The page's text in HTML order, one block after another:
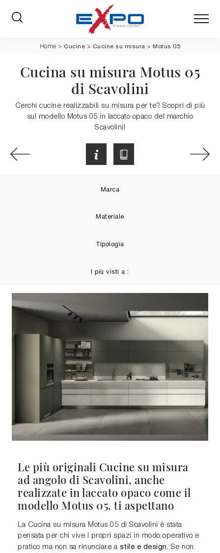
Home > Cucine > Cucine su misura >Motus 05
Cucina su misura Motus 05
di Scavolini
Cerchi cucine realizzabili su misura per te? Scopri di più
sul modello Motus 05 in laccato opaco del marchio
Scavolini!
Marca
Materiale
Tipologia
I più visti a :
Le più originali Cucine su misura
ad angolo di Scavolini, anche
realizzate in laccato opaco come il
modello Motus 05, ti aspettano
La Cucina su misura Motus 05 di Scavolini è stata
pensata per chi vive i propri spazi in modo operativo e
pratico ma non sa rinunciare a stile e design . Se non